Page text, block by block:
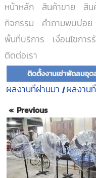
หน้าหลัก สินค้าขาย สิน
กิจกรรม
คำถามพบบ่อย
พื้นที่บริการ
เงื่อนไขกา
ติดต่อเรา
ติดตั้งงานเช่าพัดลมอุต
ผลงานที่ผ่านมา | ผลงาน
« Previous